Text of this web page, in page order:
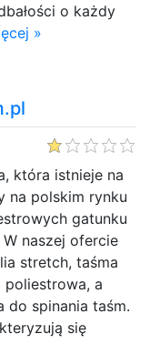
o każdy
»
która istnieje na
na polskim rynku
gatunku
naszej ofercie
stretch, taśma
a
do spinania taśm.
się